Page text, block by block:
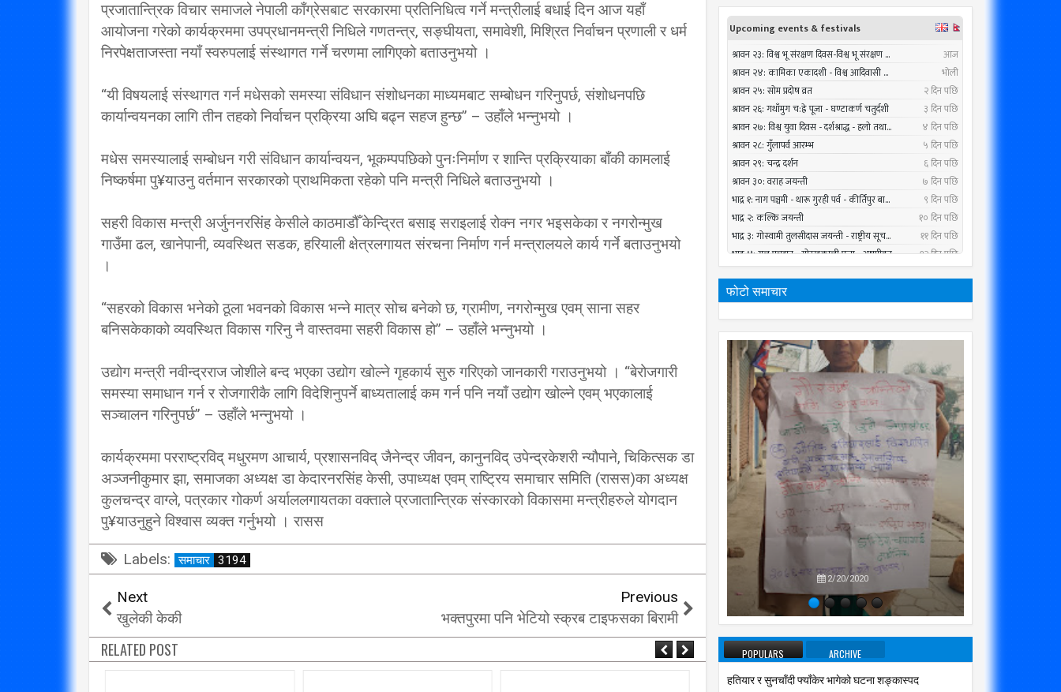
प्रजातान्त्रिक विचार समाजले नेपाली काँग्रेसबाट सरकारमा प्रतिनिधित्व गर्ने मन्त्रीलाई बधाई दिन आज यहाँ
आयोजना गरेको कार्यक्रममा उपप्रधानमन्त्री निधिले गणतन्त्र, सङ्घीयता, समावेशी, मिश्रित निर्वाचन प्रणाली र धर्म
निरपेक्षताजस्ता नयाँ स्वरुपलाई संस्थागत गर्ने चरणमा लागिएको बताउनुभयो ।
“यी विषयलाई संस्थागत गर्न मधेसको समस्या संविधान संशोधनका माध्यमबाट सम्बोधन गरिनुपर्छ, संशोधनपछि
कार्यान्वयनका लागि तीन तहको निर्वाचन प्रक्रिया अघि बढ्न सहज हुन्छ” – उहाँले भन्नुभयो ।
मधेस समस्यालाई सम्बोधन गरी संविधान कार्यान्वयन, भूकम्पपछिको पुनःनिर्माण र शान्ति प्रक्रियाका बाँकी कामलाई
निष्कर्षमा पु¥याउनु वर्तमान सरकारको प्राथमिकता रहेको पनि मन्त्री निधिले बताउनुभयो ।
सहरी विकास मन्त्री अर्जुननरसिंह केसीले काठमाडौँ केन्द्रित बसाइ सराइलाई रोक्न नगर भइसकेका र नगरोन्मुख
गाउँमा ढल, खानेपानी, व्यवस्थित सडक, हरियाली क्षेत्रलगायत संरचना निर्माण गर्न मन्त्रालयले कार्य गर्ने बताउनुभयो
।
“सहरको विकास भनेको ठूला भवनको विकास भन्ने मात्र सोच बनेको छ, ग्रामीण, नगरोन्मुख एवम् साना सहर
बनिसकेकाको व्यवस्थित विकास गरिनु नै वास्तवमा सहरी विकास हो” – उहाँले भन्नुभयो ।
उद्योग मन्त्री नवीन्द्रराज जोशीले बन्द भएका उद्योग खोल्ने गृहकार्य सुरु गरिएको जानकारी गराउनुभयो । “बेरोजगारी
समस्या समाधान गर्न र रोजगारीकै लागि विदेशिनुपर्ने बाध्यतालाई कम गर्न पनि नयाँ उद्योग खोल्ने एवम् भएकालाई
सञ्चालन गरिनुपर्छ” – उहाँले भन्नुभयो ।
कार्यक्रममा परराष्ट्रविद् मधुरमण आचार्य, प्रशासनविद् जैनेन्द्र जीवन, कानुनविद् उपेन्द्रकेशरी न्यौपाने, चिकित्सक डा
अञ्जनीकुमार झा, समाजका अध्यक्ष डा केदारनरसिंह केसी, उपाध्यक्ष एवम् राष्ट्रिय समाचार समिति (रासस)का अध्यक्ष
कुलचन्द्र वाग्ले, पत्रकार गोकर्ण अर्याललगायतका वक्ताले प्रजातान्त्रिक संस्कारको विकासमा मन्त्रीहरुले योगदान
पु¥याउनुहुने विश्वास व्यक्त गर्नुभयो । रासस
Labels: समाचार 3194
Next
खुलेकी केकी
Previous
भक्तपुरमा पनि भेटियो स्क्रब टाइफसका बिरामी
RELATED POST
फोटो समाचार
विप्लव समूह संविधानको
दायराभित्र आएर हिँड्नुको
विकल्प छैन् : मुख्यमन्त्री राई
सरकारलाई विप्लव चुनौति, के
‘कम्युनिस्टको खोल ओढेका
2/20/2020
POPULARS ARCHIVE
हतियार र सुनचाँदी फ्याँकेर भागेको घटना शङ्कास्पद